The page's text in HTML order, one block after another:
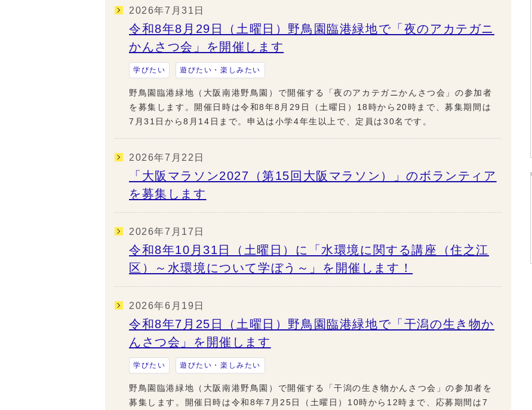
2026年7月31日
令和8年8月29日（土曜日）野鳥園臨港緑地で「夜のアカテガニ
かんさつ会」を開催します
学びたい 遊びたい・楽しみたい
野鳥園臨港緑地（大阪南港野鳥園）で開催する「夜のアカテガニかんさつ会」の参加者
を募集します。開催日時は令和8年8月29日（土曜日）18時から20時まで、募集期間は
7月31日から8月14日まで。申込は小学4年生以上で、定員は30名です。
2026年7月22日
「大阪マラソン2027（第15回大阪マラソン）」のボランティア
を募集します
2026年7月17日
令和8年10月31日（土曜日）に「水環境に関する講座（住之江
区）～水環境について学ぼう～」を開催します！
2026年6月19日
令和8年7月25日（土曜日）野鳥園臨港緑地で「干潟の生き物か
んさつ会」を開催します
学びたい 遊びたい・楽しみたい
野鳥園臨港緑地（大阪南港野鳥園）で開催する「干潟の生き物かんさつ会」の参加者を
募集します。開催日時は令和8年7月25日（土曜日）10時から12時まで、応募期間は7